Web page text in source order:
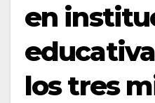
en
los tres